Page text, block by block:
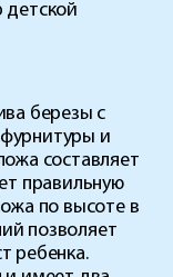
детской
березы с
и
составляет
правильную
по высоте в
позволяет
ребенка.